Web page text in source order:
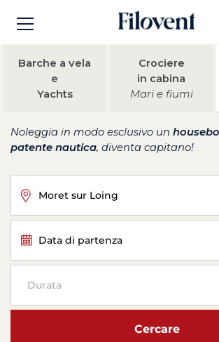
Barche a vela
e
Yachts
Crociere
in cabina
Mari e fiumi
Noleggia in modo esclusivo un
patente nautica, diventa capitano!
Moret sur Loing
Data di partenza
Durata
Cercare